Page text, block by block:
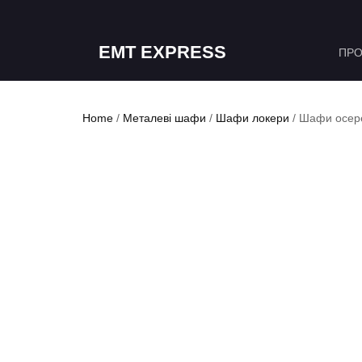
EMT EXPRESS
Home / Металеві шафи / Шафи локери / Шафи